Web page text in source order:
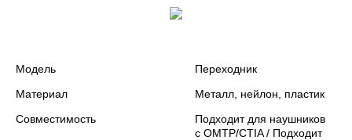
Модель
Переходник
Материал
Металл, нейлон, пластик
Совместимость
Подходит для наушников
с OMTP/CTIA / Подходит